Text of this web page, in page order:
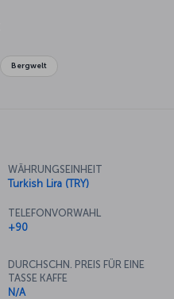
Bergwelt
WÄHRUNGSEINHEIT
Turkish Lira (TRY)
TELEFONVORWAHL
+90
DURCHSCHN. PREIS FÜR EINE
TASSE KAFFE
N/A